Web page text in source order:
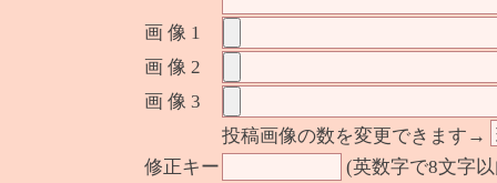
画 像 1
画 像 2
画 像 3
投稿画像の数を変更できます→
修正キー
(英数字で8文字